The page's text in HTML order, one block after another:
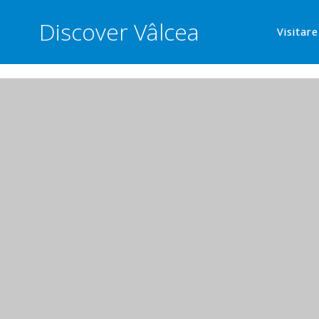
Discover Vâlcea